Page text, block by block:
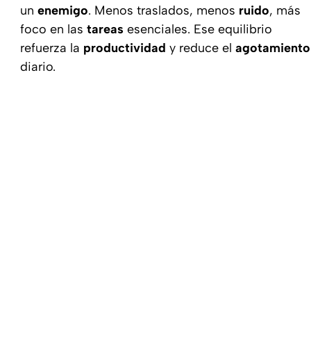
un enemigo. Menos traslados, menos ruido, más
foco en las tareas esenciales. Ese equilibrio
refuerza la productividad y reduce el agotamiento
diario.